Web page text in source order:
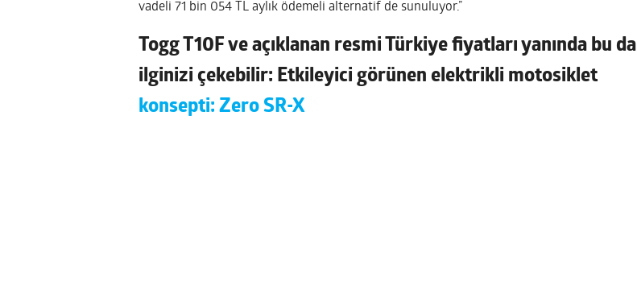
vadeli 71 bin 054 TL aylık ödemeli alternatif de sunuluyor.”
Togg T10F ve açıklanan resmi Türkiye fiyatları yanında bu da
ilginizi çekebilir: Etkileyici görünen elektrikli motosiklet
konsepti: Zero SR-X